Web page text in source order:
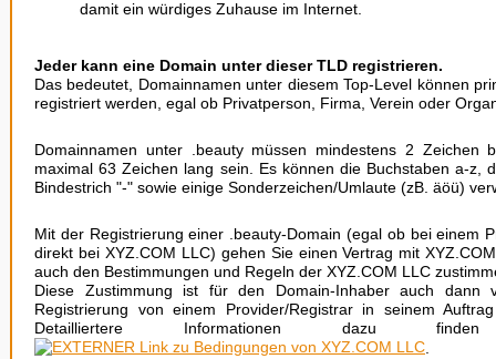
damit ein würdiges Zuhause im Internet.
Jeder kann eine Domain unter dieser TLD registrieren.
Das bedeutet, Domainnamen unter diesem Top-Level können
registriert werden, egal ob Privatperson, Firma, Verein oder
Domainnamen unter .beauty müssen mindestens 2 Zeichen
maximal 63 Zeichen lang sein. Es können die Buchstaben a-z,
Bindestrich "-" sowie einige Sonderzeichen/Umlaute (zB. äöü)
Mit der Registrierung einer .beauty-Domain (egal ob bei einem
direkt bei XYZ.COM LLC) gehen Sie einen Vertrag mit
auch den Bestimmungen und Regeln der XYZ.COM LLC
Diese Zustimmung ist für den Domain-Inhaber auch dann
Registrierung von einem Provider/Registrar in seinem
Detailliertere Informationen dazu
.